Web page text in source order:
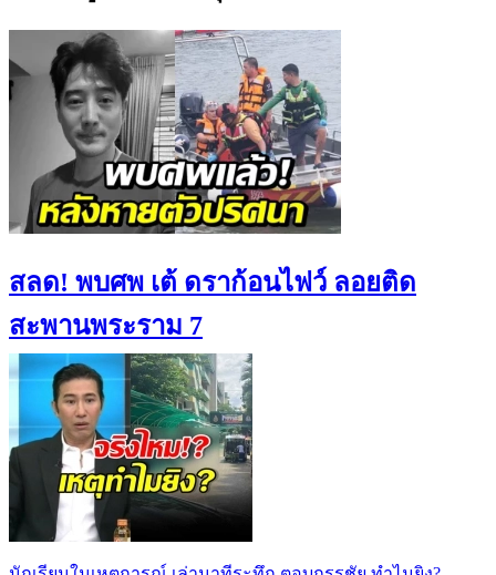
สลด! พบศพ เต้ ดราก้อนไฟว์ ลอยติด
สะพานพระราม 7